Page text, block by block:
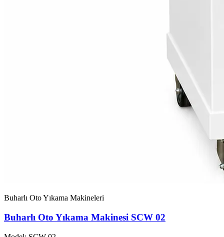
Buharlı Oto Yıkama Makineleri
Buharlı Oto Yıkama Makinesi SCW 02